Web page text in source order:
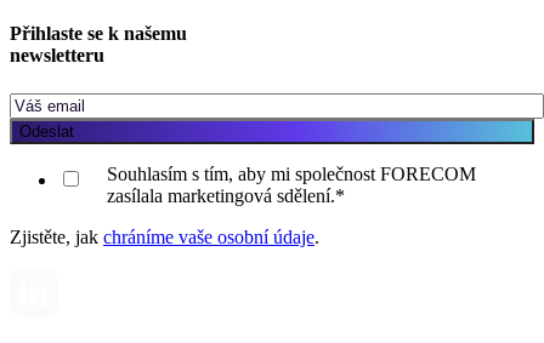
Přihlaste se k našemu
newsletteru
Souhlasím s tím, aby mi společnost FORECOM
zasílala marketingová sdělení.*
Zjistěte, jak chráníme vaše osobní údaje.